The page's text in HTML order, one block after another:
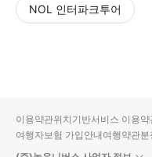
NOL 인터파크투어
입니
다.
순
상
이용약관위치기반서비스 이용약
여행자보험 가입안내여행약관분